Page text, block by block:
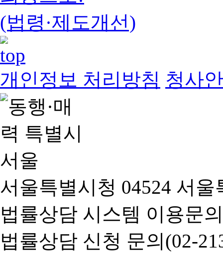
(법령·제도개선)
개인정보 처리방침 청사
서울특별시청 04524 서
법률상담 시스템 이용문
법률상담 신청 문의(02-